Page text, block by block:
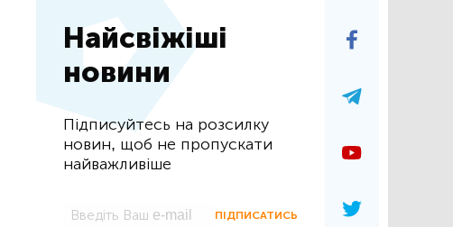
Найсвіжіші
новини
Підписуйтесь на розсилку
новин, щоб не пропускати
найважливіше
ПІДПИСАТИСЬ